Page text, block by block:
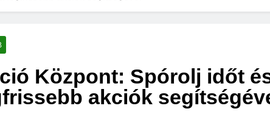
Központ: Spórolj időt
akciók